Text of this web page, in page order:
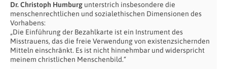
Dr. Christoph Humburg unterstrich insbesondere die
menschenrechtlichen und sozialethischen Dimensionen des
Vorhabens:
„Die Einführung der Bezahlkarte ist ein Instrument des
Misstrauens, das die freie Verwendung von existenzsichernden
Mitteln einschränkt. Es ist nicht hinnehmbar und widerspricht
meinem christlichen Menschenbild.“